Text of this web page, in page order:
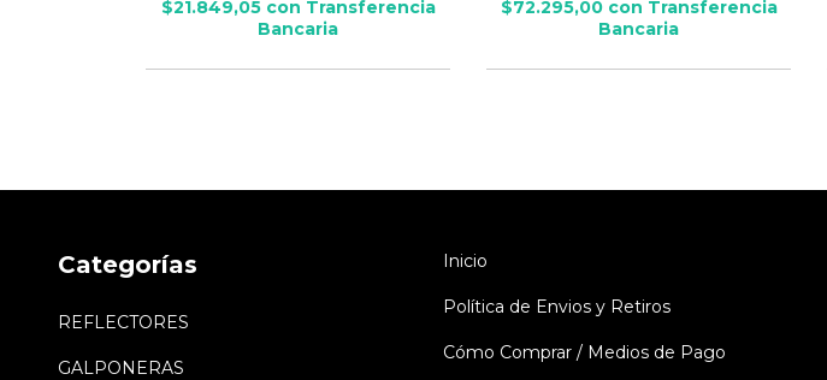
$21.849,05 con Transferencia
Bancaria
$72.295,00 con Transferencia
Bancaria
Categorías
REFLECTORES
GALPONERAS
Inicio
Política de Envios y Retiros
Cómo Comprar / Medios de Pago